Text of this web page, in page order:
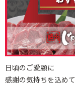
日頃のご愛顧に
感謝の気持ちを込めて